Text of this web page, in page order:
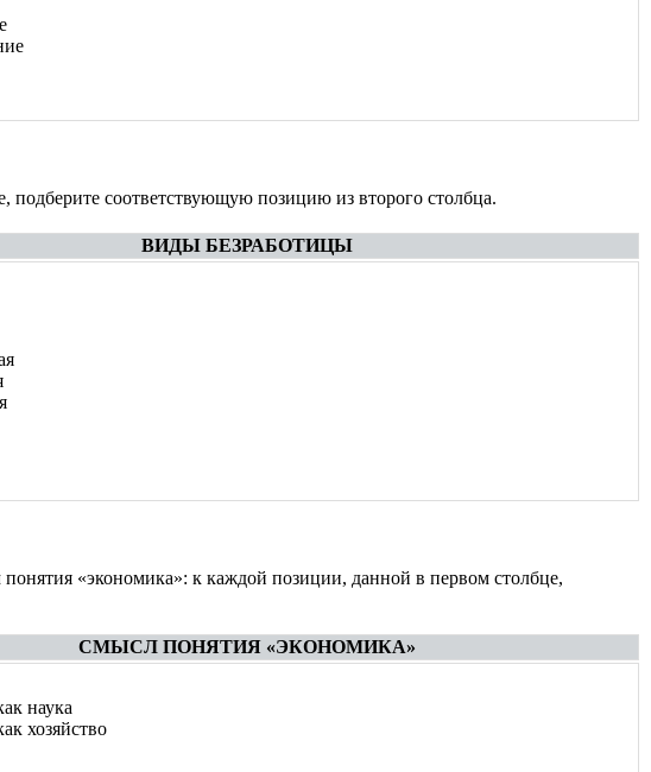
соответствующую позицию из второго столбца.
ВИДЫ БЕЗРАБОТИЦЫ
«экономика»: к каждой позиции, данной в первом столбце,
СМЫСЛ ПОНЯТИЯ «ЭКОНОМИКА»
наука
хозяйство